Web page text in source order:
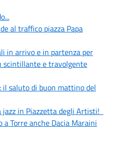
al traffico piazza Papa
in arrivo e in partenza per
scintillante e travolgente
saluto di buon mattino del
in Piazzetta degli Artisti!
Torre anche Dacia Maraini